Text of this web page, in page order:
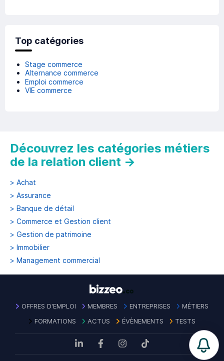
Top catégories
Stage commerce
Alternance commerce
Emploi commerce
VIE commerce
Découvrez les catégories métiers
de la relation client →
> Achat
> Assurance
> Banque de détail
> Commerce et Gestion client
> Gestion de patrimoine
> Immobilier
> Management commercial
OFFRES D'EMPLOI MEMBRES ENTREPRISES
MÉTIERS
FORMATIONS
ACTUS ÉVÈNEMENTS TESTS